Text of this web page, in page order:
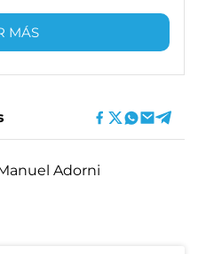
MÁS
Adorni